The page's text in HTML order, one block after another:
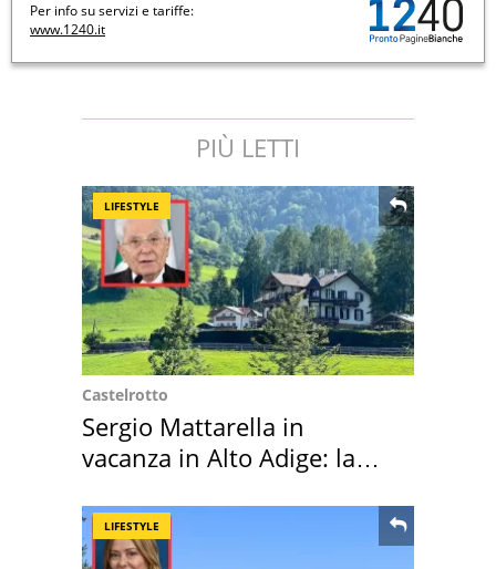
Per info su servizi e tariffe:
www.1240.it
PIÙ LETTI
LIFESTYLE
Castelrotto
Sergio Mattarella in
vacanza in Alto Adige: la
LIFESTYLE